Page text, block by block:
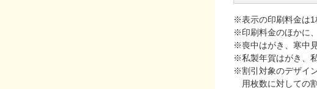
※表示の印刷料金は1
※印刷料金のほかに
※喪中はがき、寒中
※私製年賀はがき、
※割引対象のデザイ
用枚数に対しての